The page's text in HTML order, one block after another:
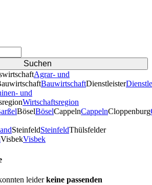
Agrar- und
BauwirtschaftDienstleister
und
Wirtschaftsregion
BöselBöselCappelnCappelnCloppenburg
SteinfeldSteinfeldThülsfelder
VisbekVisbek
leiderkeine passenden